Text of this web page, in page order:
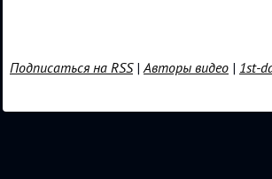
Подписаться на RSS|Авторы видео | 1st-